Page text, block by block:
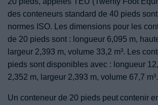
des conteneurs standard de 40 pieds
normes ISO. Les dimensions pour les
de 20 pieds sont : longueur 6,095 m,
largeur 2,393 m, volume 33,2 m³. Les
pieds sont disponibles avec : longueur
2,352 m, largeur 2,393 m, volume 67,7 m³.
Un conteneur de 20 pieds peut contenir